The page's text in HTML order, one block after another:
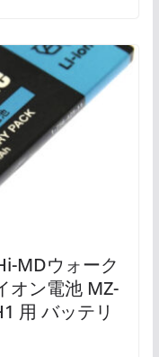
MDウォーク
オン電池 MZ-
用 バッテリ